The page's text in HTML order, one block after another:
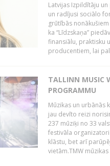
Latvijas Izpildītāju
un radījusi sociālo
grūtībās
ka “Līdzskaņa”
finansiālu, praktisku
producentiem, lai
TALLINN MUSIC
PROGRAMMU
Mūzikas un urbānās
jau devīto reizi
237 mūziķi no 33
festivāla
klāstu, bet arī
vietām.TMW